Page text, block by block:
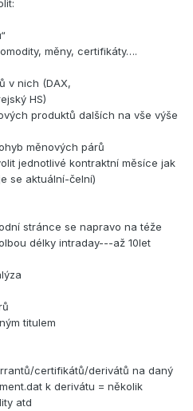
měny, certifikáty….
v nich (DAX,
HS)
produktů dalších na vše výše
měnových párů
jednotlivé kontraktní měsíce jak
se aktuální-čelní)
stránce se napravo na téže
délky intraday---až 10let
titulem
certifikátů/derivátů na daný
k derivátu = několik
atd